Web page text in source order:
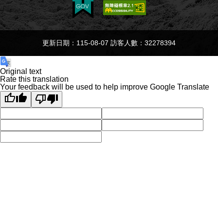
更新日期：115-08-07 訪客人數：32278394
Original text
Rate this translation
Your feedback will be used to help improve Google Translate